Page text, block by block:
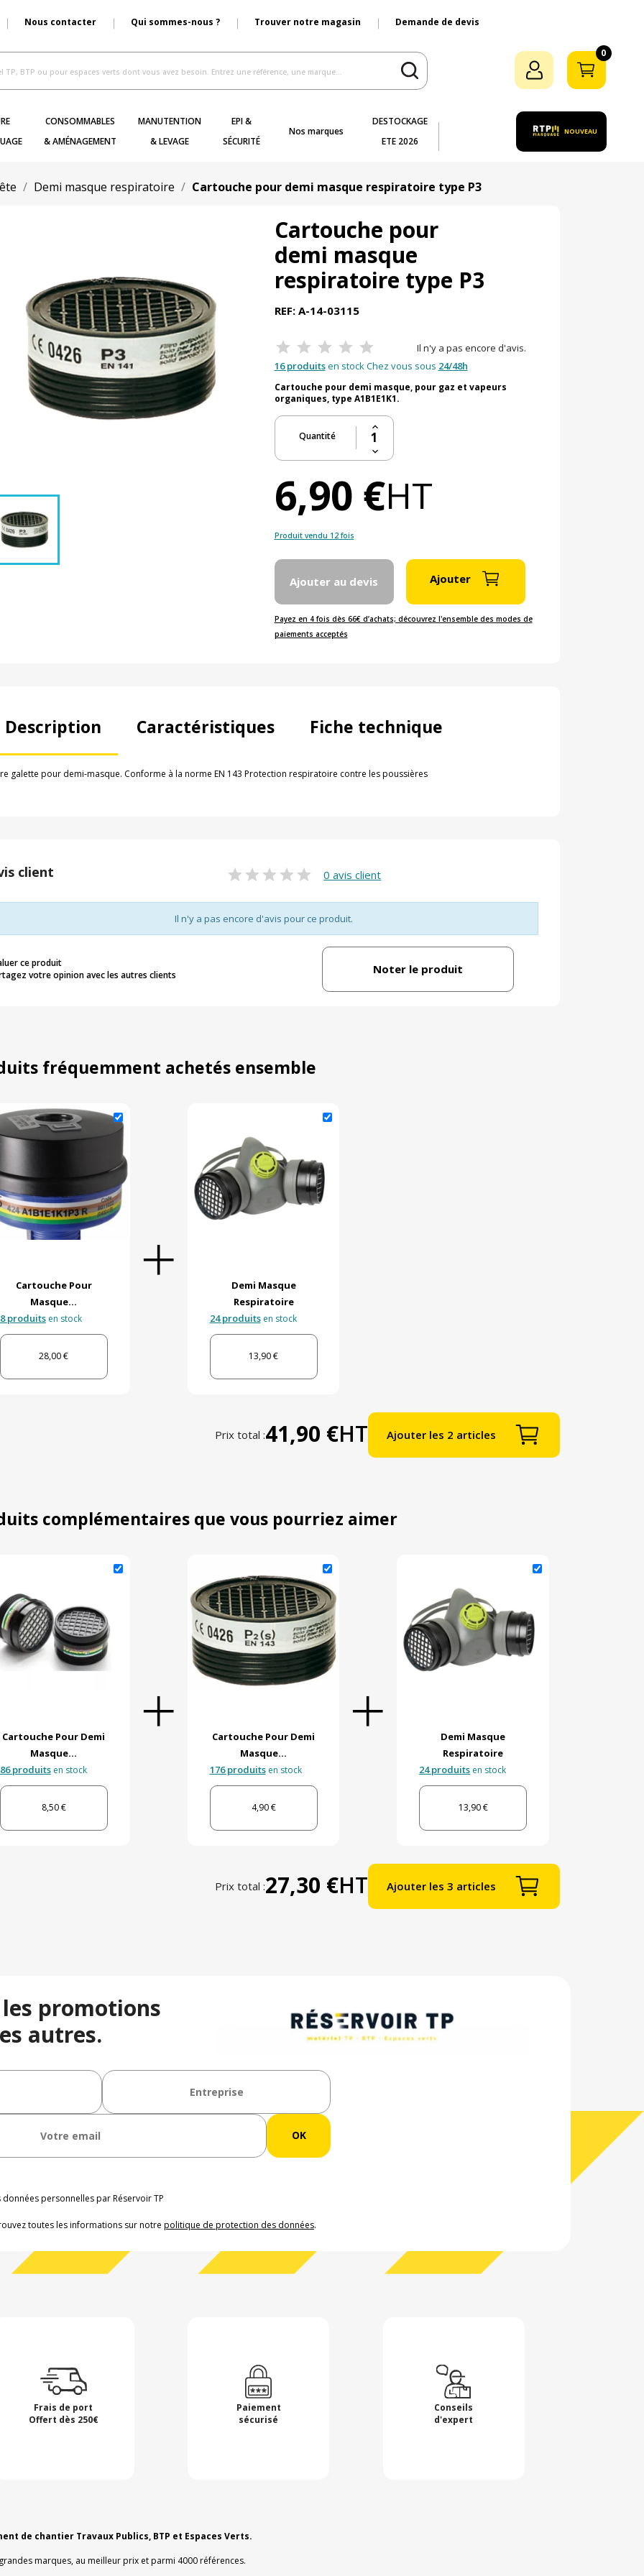
Nous contacter Qui sommes-nous ? Trouver notre magasin Demande de devis
0
CONSOMMABLES
& AMÉNAGEMENT
MANUTENTION
& LEVAGE
EPI &
SÉCURITÉ
Nos marques
DESTOCKAGE
ETE 2026
NOUVEAU
Demi masque respiratoire Cartouche pour demi masque respiratoire type P3
Cartouche pour
demi masque
respiratoire type P3
REF: A-14-03115
Il n'y a pas encore d'avis.
16 produitsen stock Chez vous sous 24/48h
Cartouche pour demi masque, pour gaz et vapeurs
organiques, type A1B1E1K1.
Quantité
6,90 €HT
Produit vendu 12 fois
Ajouter au devis Ajouter
Payez en 4 fois dès 66€ d’achats; découvrez l'ensemble des modes de
paiements acceptés
Description Caractéristiques Fiche technique
galette pour demi-masque. Conforme à la norme EN 143 Protection respiratoire contre les poussières
client 0 avis client
Il n'y a pas encore d'avis pour ce produit.
ce produit
votre opinion avec les autres clients
Noter le produit
fréquemment achetés ensemble
Cartouche Pour
Masque...
8 produitsen stock
28,00 €
Demi Masque
Respiratoire
24 produitsen stock
13,90 €
Prix total :41,90 €HT Ajouter les 2 articles
complémentaires que vous pourriez aimer
Cartouche Pour Demi
Masque...
86 produitsen stock
8,50 €
Cartouche Pour Demi
Masque...
176 produitsen stock
4,90 €
Demi Masque
Respiratoire
24 produits en stock
13,90 €
Prix total :27,30 €HT Ajouter les 3 articles
promotions
autres.
personnelles par Réservoir TP
toutes les informations sur notre politique de protection des données.
Frais de port
Offert dès 250€
Paiement
sécurisé
Conseils
d'expert
de chantier Travaux Publics, BTP et Espaces Verts.
marques, au meilleur prix et parmi 4000 références.